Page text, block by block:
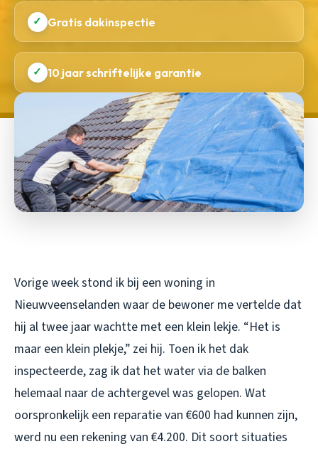
✓ Gratis dakinspectie
✓ 10 jaar schriftelijke garantie
Vorige week stond ik bij een woning in
Nieuwveenselanden waar de bewoner me vertelde dat
hij al twee jaar wachtte met een klein lekje. “Het is
maar een klein plekje,” zei hij. Toen ik het dak
inspecteerde, zag ik dat het water via de balken
helemaal naar de achtergevel was gelopen. Wat
oorspronkelijk een reparatie van €600 had kunnen zijn,
werd nu een rekening van €4.200. Dit soort situaties